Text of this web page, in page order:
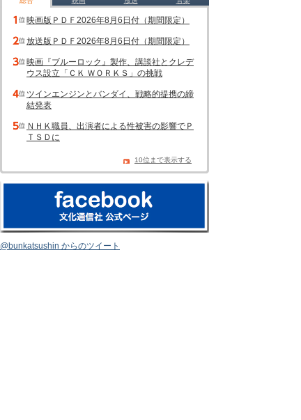
映画版ＰＤＦ2026年8月6日付（期間限定）
放送版ＰＤＦ2026年8月6日付（期間限定）
映画『ブルーロック』製作、講談社とクレデ
ウス設立「ＣＫ ＷＯＲＫＳ」の挑戦
ツインエンジンとバンダイ、戦略的提携の締
結発表
ＮＨＫ職員、出演者による性被害の影響でＰ
ＴＳＤに
10位まで表示する
@bunkatsushin からのツイート